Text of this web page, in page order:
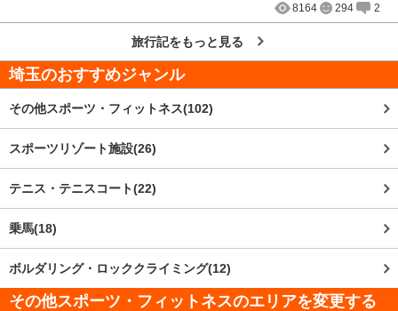
8164
294 2
旅行記をもっと見る
埼玉のおすすめジャンル
その他スポーツ・フィットネス(102)
スポーツリゾート施設(26)
テニス・テニスコート(22)
乗馬(18)
ボルダリング・ロッククライミング(12)
その他スポーツ・フィットネスのエリアを変更する